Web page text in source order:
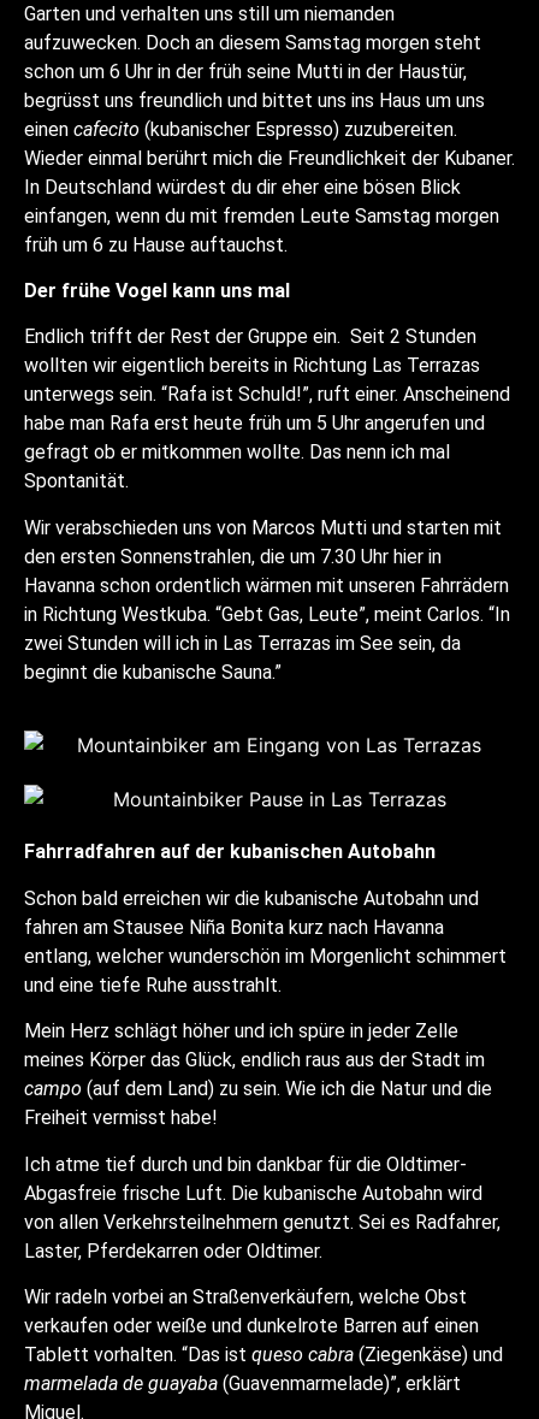
Garten und verhalten uns still um niemanden
aufzuwecken. Doch an diesem Samstag morgen steht
schon um 6 Uhr in der früh seine Mutti in der Haustür,
begrüsst uns freundlich und bittet uns ins Haus um uns
einen cafecito (kubanischer Espresso) zuzubereiten.
Wieder einmal berührt mich die Freundlichkeit der Kubaner.
In Deutschland würdest du dir eher eine bösen Blick
einfangen, wenn du mit fremden Leute Samstag morgen
früh um 6 zu Hause auftauchst.
Der frühe Vogel kann uns mal
Endlich trifft der Rest der Gruppe ein. Seit 2 Stunden
wollten wir eigentlich bereits in Richtung Las Terrazas
unterwegs sein. “Rafa ist Schuld!”, ruft einer. Anscheinend
habe man Rafa erst heute früh um 5 Uhr angerufen und
gefragt ob er mitkommen wollte. Das nenn ich mal
Spontanität.
Wir verabschieden uns von Marcos Mutti und starten mit
den ersten Sonnenstrahlen, die um 7.30 Uhr hier in
Havanna schon ordentlich wärmen mit unseren Fahrrädern
in Richtung Westkuba. “Gebt Gas, Leute”, meint Carlos. “In
zwei Stunden will ich in Las Terrazas im See sein, da
beginnt die kubanische Sauna.”
Fahrradfahren auf der kubanischen Autobahn
Schon bald erreichen wir die kubanische Autobahn und
fahren am Stausee Niña Bonita kurz nach Havanna
entlang, welcher wunderschön im Morgenlicht schimmert
und eine tiefe Ruhe ausstrahlt.
Mein Herz schlägt höher und ich spüre in jeder Zelle
meines Körper das Glück, endlich raus aus der Stadt im
campo (auf dem Land) zu sein. Wie ich die Natur und die
Freiheit vermisst habe!
Ich atme tief durch und bin dankbar für die Oldtimer-
Abgasfreie frische Luft. Die kubanische Autobahn wird
von allen Verkehrsteilnehmern genutzt. Sei es Radfahrer,
Laster, Pferdekarren oder Oldtimer.
Wir radeln vorbei an Straßenverkäufern, welche Obst
verkaufen oder weiße und dunkelrote Barren auf einen
Tablett vorhalten. “Das ist queso cabra (Ziegenkäse) und
marmelada de guayaba (Guavenmarmelade)”, erklärt
Miguel.